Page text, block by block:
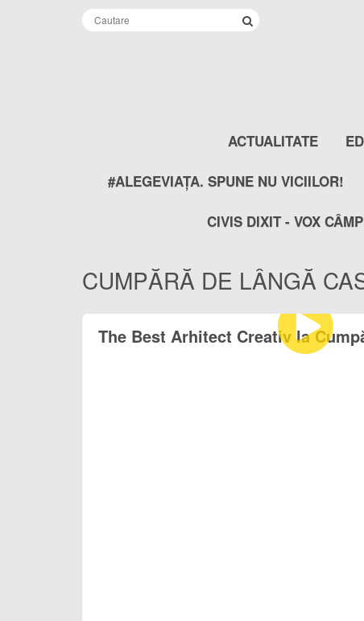
ACTUALITATE
#ALEGEVIAȚA. SPUNE NU VICIILOR!
CIVIS DIXIT - VOX
CUMPĂRĂ DE LÂNGĂ
The Best Arhitect Creativ la